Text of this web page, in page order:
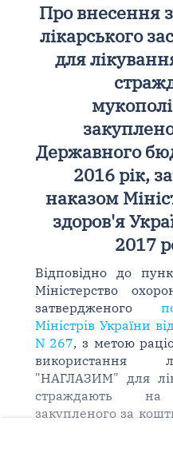
Про внесення
лікарського
для
Державного
2016 рік,
наказом
здоров'я
2017
Відповідно до
Міністерство
затвердженого
Міністрів України
N 267, з метою
використання
"НАГЛАЗИМ" для
страждають на
закупленого за
України на 2016